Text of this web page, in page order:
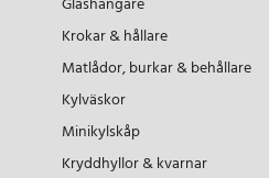
Krokar & hållare
Matlådor, burkar & behållare
Kylväskor
Minikylskåp
Kryddhyllor & kvarnar